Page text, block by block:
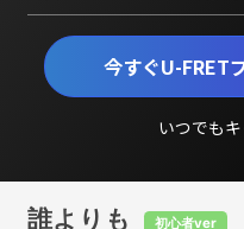
今すぐU-FRET
いつでも
誰よりも 初心者ver